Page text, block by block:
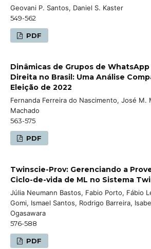
Geovani P. Santos, Daniel S. Kaster
549-562
PDF
Dinâmicas de Grupos de
Direita no Brasil: Uma Análise
Eleição de 2022
Fernanda Ferreira do Nascimento, José M.
Machado
563-575
PDF
Twinscie-Prov: Gerenciando a
Ciclo-de-vida de ML no Sistema
Júlia Neumann Bastos, Fabio Porto, Fábio
Gomi, Ismael Santos, Rodrigo Barreira,
Ogasawara
576-588
PDF